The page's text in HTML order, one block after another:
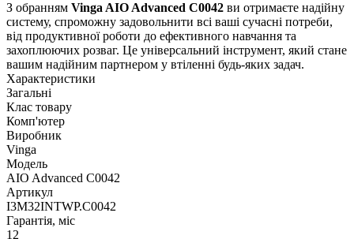
З обранням Vinga AIO Advanced C0042 ви отримаєте надійну
систему, спроможну задовольнити всі ваші сучасні потреби,
від продуктивної роботи до ефективного навчання та
захоплюючих розваг. Це універсальний інструмент, який стане
вашим надійним партнером у втіленні будь-яких задач.
Характеристики
Загальні
Клас товару
Комп'ютер
Виробник
Vinga
Модель
AIO Advanced C0042
Артикул
I3M32INTWP.C0042
Гарантія, міс
12